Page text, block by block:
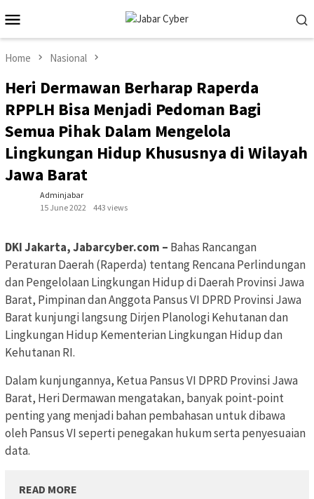
to
contentMenu
Home Nasional
Heri Dermawan Berharap Raperda
RPPLH Bisa Menjadi Pedoman Bagi
Semua Pihak Dalam Mengelola
Lingkungan Hidup Khususnya di Wilayah
Jawa Barat
Adminjabar
15 June 2022
443 views
DKI Jakarta, Jabarcyber.com – Bahas Rancangan
Peraturan Daerah (Raperda) tentang Rencana Perlindungan
dan Pengelolaan Lingkungan Hidup di Daerah Provinsi Jawa
Barat, Pimpinan dan Anggota Pansus VI DPRD Provinsi Jawa
Barat kunjungi langsung Dirjen Planologi Kehutanan dan
Lingkungan Hidup Kementerian Lingkungan Hidup dan
Kehutanan RI.
Dalam kunjungannya, Ketua Pansus VI DPRD Provinsi Jawa
Barat, Heri Dermawan mengatakan, banyak point-point
penting yang menjadi bahan pembahasan untuk dibawa
oleh Pansus VI seperti penegakan hukum serta penyesuaian
data.
READ MORE